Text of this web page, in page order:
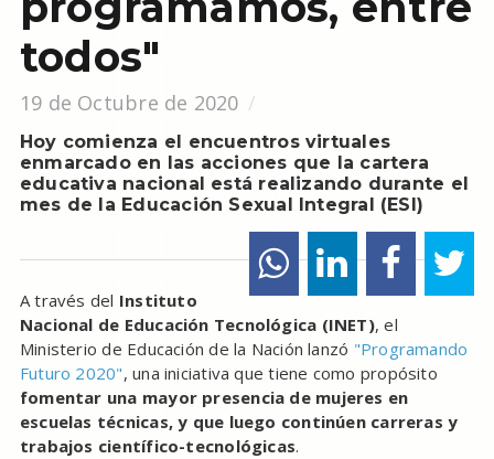
todos"
19 de Octubre de 2020
Hoy comienza el encuentros virtuales
enmarcado en las acciones que la cartera
educativa nacional está realizando durante el
mes de la Educación Sexual Integral (ESI)
A través del Instituto
Nacional de Educación Tecnológica (INET), el
Ministerio de Educación de la Nación lanzó "Programando
Futuro 2020", una iniciativa que tiene como propósito
fomentar una mayor presencia de mujeres en
escuelas técnicas, y que luego continúen carreras y
trabajos científico-tecnológicas.